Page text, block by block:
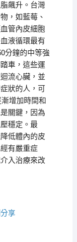
飆升。台灣
，如藍莓、
管內皮細胞
液循環最有
分鐘的中等強
車，這些運
流心臟，並
狀的人，可
增加時間和
關鍵，因為
穩定。最
低體內的皮
有嚴重症
入治療來改
享